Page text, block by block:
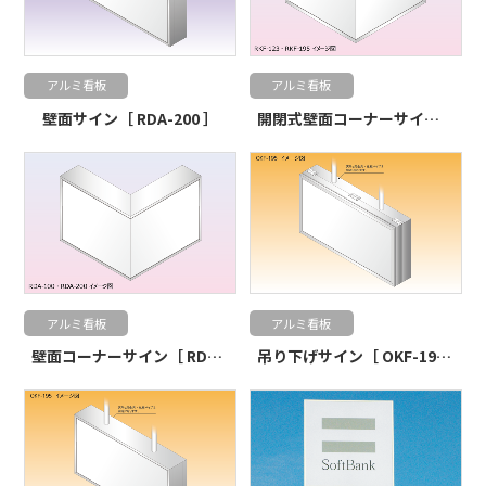
アルミ看板
壁面サイン［ RDA-200 ］
アルミ看板
開閉式壁面コーナーサイン［ RKF-123・RKF-195 ］
アルミ看板
壁面コーナーサイン［ RDA-100・RDA-200 ］
アルミ看板
吊り下げサイン［ OKF-195 ］